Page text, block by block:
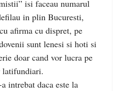
isi faceau numarul
in plin Bucuresti,
afirma cu dispret, pe
sunt lenesi si hoti si
doar cand vor lucra pe
latifundiari.
intrebat daca este la